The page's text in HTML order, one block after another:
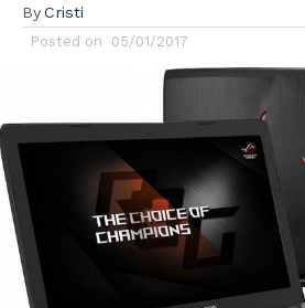
By Cristi
Posted on 05/01/2017